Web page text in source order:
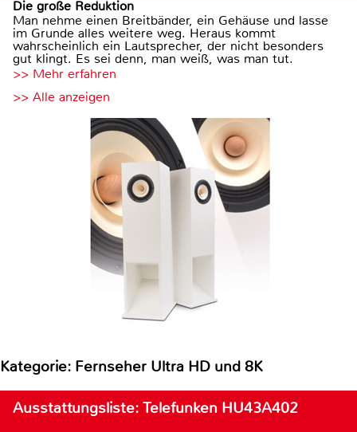
Die große Reduktion
Man nehme einen Breitbänder, ein Gehäuse und lasse
im Grunde alles weitere weg. Heraus kommt
wahrscheinlich ein Lautsprecher, der nicht besonders
gut klingt. Es sei denn, man weiß, was man tut.
>> Mehr erfahren
>> Alle anzeigen
Kategorie: Fernseher Ultra HD und 8K
Ausstattungsliste: Telefunken HU43A402